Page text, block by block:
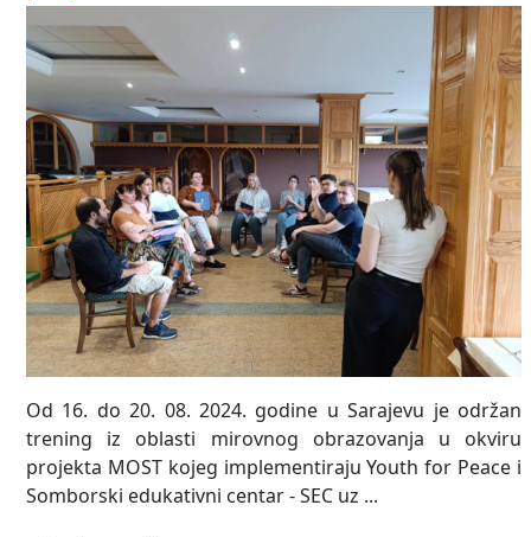
Od 16. do 20. 08. 2024. godine u Sarajevu je održan
trening iz oblasti mirovnog obrazovanja u okviru
projekta MOST kojeg implementiraju Youth for Peace i
Somborski edukativni centar - SEC uz ...